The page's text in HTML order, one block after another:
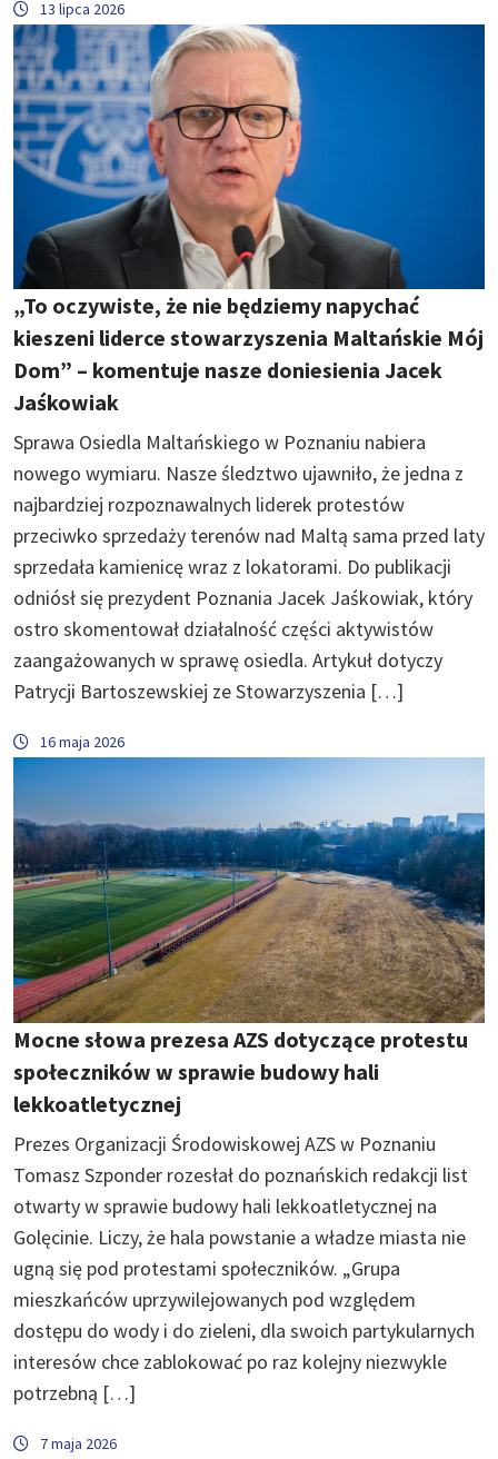
13 lipca 2026
„To oczywiste, że nie będziemy napychać
kieszeni liderce stowarzyszenia Maltańskie Mój
Dom” – komentuje nasze doniesienia Jacek
Jaśkowiak
Sprawa Osiedla Maltańskiego w Poznaniu nabiera
nowego wymiaru. Nasze śledztwo ujawniło, że jedna z
najbardziej rozpoznawalnych liderek protestów
przeciwko sprzedaży terenów nad Maltą sama przed laty
sprzedała kamienicę wraz z lokatorami. Do publikacji
odniósł się prezydent Poznania Jacek Jaśkowiak, który
ostro skomentował działalność części aktywistów
zaangażowanych w sprawę osiedla. Artykuł dotyczy
Patrycji Bartoszewskiej ze Stowarzyszenia […]
16 maja 2026
Mocne słowa prezesa AZS dotyczące protestu
społeczników w sprawie budowy hali
lekkoatletycznej
Prezes Organizacji Środowiskowej AZS w Poznaniu
Tomasz Szponder rozesłał do poznańskich redakcji list
otwarty w sprawie budowy hali lekkoatletycznej na
Golęcinie. Liczy, że hala powstanie a władze miasta nie
ugną się pod protestami społeczników. „Grupa
mieszkańców uprzywilejowanych pod względem
dostępu do wody i do zieleni, dla swoich partykularnych
interesów chce zablokować po raz kolejny niezwykle
potrzebną […]
7 maja 2026